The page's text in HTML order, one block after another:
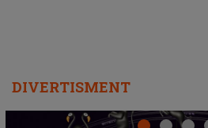
DIVERTISMENT